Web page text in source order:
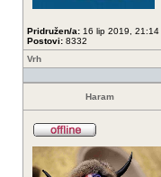
Pridružen/a: 16 lip 2019, 21:14
Postovi: 8332
Vrh
Haram